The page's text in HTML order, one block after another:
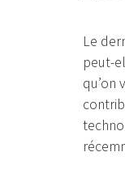
Le
peut-
qu’on